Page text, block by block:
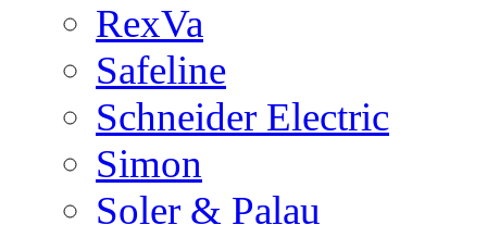
RexVa
Safeline
Schneider Electric
Simon
Soler & Palau